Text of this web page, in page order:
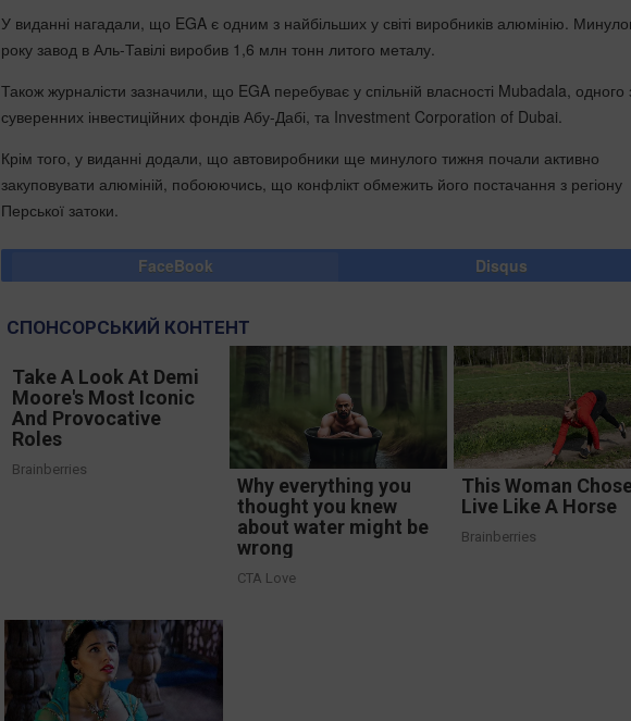
У виданні нагадали, що EGA є одним з найбільших у світі виробників алюмінію.
року завод в Аль-Тавілі виробив 1,6 млн тонн литого металу.
Також журналісти зазначили, що EGA перебуває у спільній власності Mubadala, одного
суверенних інвестиційних фондів Абу-Дабі, та Investment Corporation of Dubai.
Крім того, у виданні додали, що автовиробники ще минулого тижня почали активно
закуповувати алюміній, побоюючись, що конфлікт обмежить його постачання з регіону
Перської затоки.
FaceBook Disqus
СПОНСОРСЬКИЙ КОНТЕНТ
Take A Look At Demi
Moore's Most Iconic
And Provocative
Roles
Brainberries
Why everything you
thought you knew
about water might be
wrong
CTA Love
This Woman
Live Like A Horse
Brainberries